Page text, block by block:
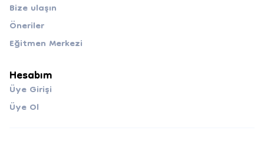
Bize ulaşın
Öneriler
Eğitmen Merkezi
Hesabım
Üye Girişi
Üye Ol